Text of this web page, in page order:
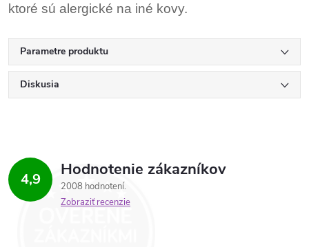
ktoré sú alergické na iné kovy.
Parametre produktu
Diskusia
4,9 Hodnotenie zákazníkov
2008 hodnotení
Zobraziť recenzie